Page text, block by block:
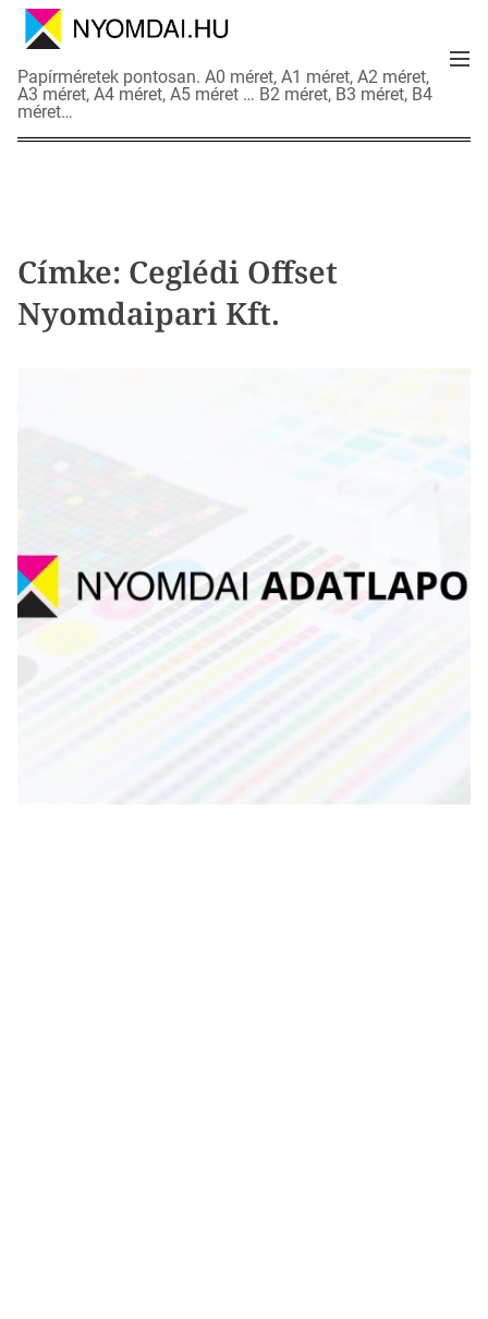
N
y
o
m
d
a
t
Papírméretek pontosan. A0 méret, A1 méret, A2 méret,
A3 méret, A4 méret, A5 méret … B2 méret, B3 méret, B4
méret…
M
Címke: Ceglédi Offset
Nyomdaipari Kft.